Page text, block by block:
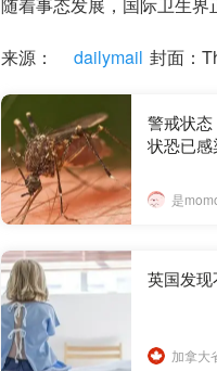
来源： dailymail 封面：
警戒状
状恐已感
是
英国发
加拿大